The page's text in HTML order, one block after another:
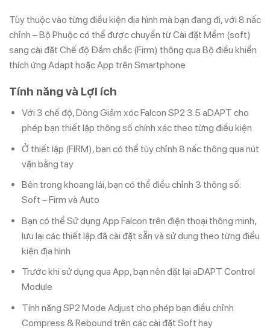
Tùy thuộc vào từng điều kiện địa hình mà bạn đang đi, với 8 nấc
chỉnh – Bộ Phuộc có thể được chuyển từ Cài đặt Mềm (soft)
sang cài đặt Chế độ Đầm chắc (Firm) thông qua Bộ điều khiển
thích ứng Adapt hoặc App trên Smartphone
Tính năng và Lợi ích
Với 3 chế độ, Dòng Giảm xóc Falcon SP2 3.5 aDAPT cho
phép bạn thiết lập thông số chính xác theo từng điều kiện
Ở thiết lập (FIRM), bạn có thể tùy chỉnh 8 nấc thông qua nút
vặn bằng tay
Bên trong khoang lái, bạn có thể điều chỉnh 3 thông số:
Soft – Firm và Auto
Bạn có thể Sử dụng App Falcon trên điện thoại thông minh,
lưu lại các thiết lập đã cài đặt sẵn và sử dụng theo từng điều
kiện địa hình
Trước khi sử dụng qua App, bạn nên đặt lại aDAPT Control
Module
Tính năng SP2 Mode Adjust cho phép bạn điều chỉnh
Compress & Rebound trên các cài đặt Soft hay